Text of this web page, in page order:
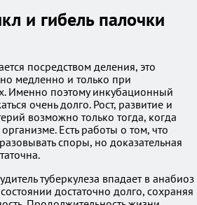
и гибель палочки
посредством деления, это
медленно и только при
Именно поэтому инкубационный
очень долго. Рост, развитие и
возможно только тогда, когда
Есть работы о том, что
споры, но доказательная
туберкулеза впадает в анабиоз
достаточно долго, сохраняя